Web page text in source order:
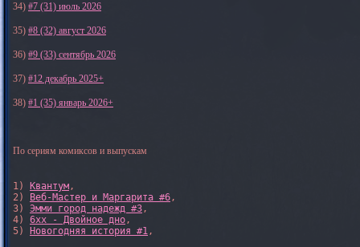
34) #7 (31) июль 2026
35) #8 (32) август 2026
36) #9 (33) сентябрь 2026
37) #12 декабрь 2025+
38) #1 (35) январь 2026+
По сериям комиксов и выпускам
1) Квантум,
2)
Веб-Мастер и Маргарита #6,
3) Эмми город надежд #3,
4) 6xx - Двойное дно,
5)
Новогодняя история #1,